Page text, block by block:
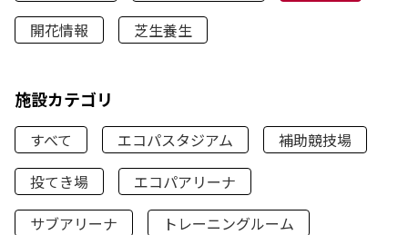
開花情報
芝生養生
施設カテゴリ
すべて エコパスタジアム
補助競技場
投てき場
エコパアリーナ
サブアリーナ
トレーニングルーム